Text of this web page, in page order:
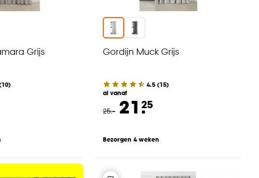
Grijs
10)
Gordijn Muck Grijs
4.5 (15)
al vanaf
25.- 21.25
Bezorgen 4 weken